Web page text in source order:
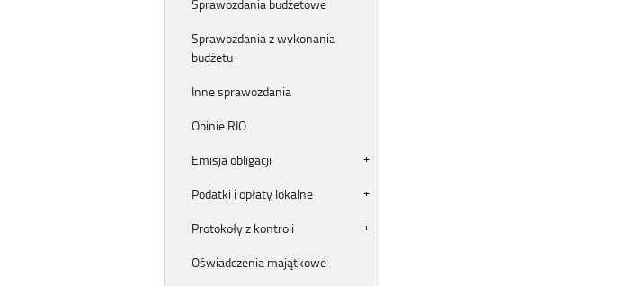
Sprawozdania budżetowe
Sprawozdania z wykonania
budżetu
Inne sprawozdania
Opinie RIO
Emisja obligacji
Podatki i opłaty lokalne
Protokoły z kontroli
Oświadczenia majątkowe